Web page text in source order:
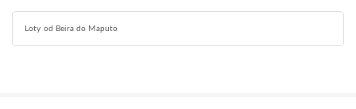
Loty od Beira do Maputo